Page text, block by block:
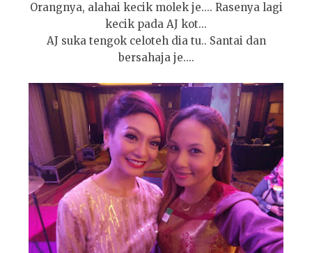
Orangnya, alahai kecik molek je.... Rasenya lagi
kecik pada AJ kot...
AJ suka tengok celoteh dia tu.. Santai dan
bersahaja je....